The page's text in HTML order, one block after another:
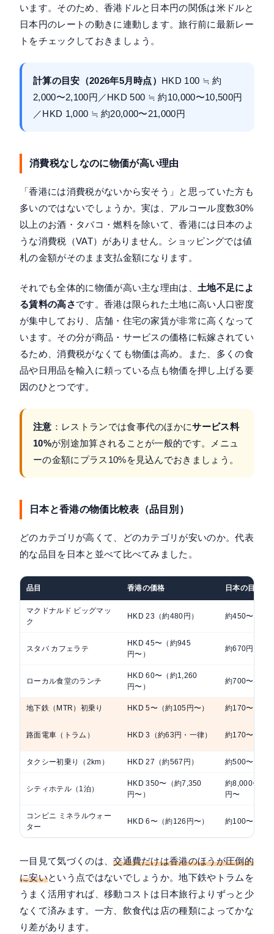
います。そのため、香港ドルと日本円の関係は米ドルと
日本円のレートの動きに連動します。旅行前に最新レー
トをチェックしておきましょう。
計算の目安（2026年5月時点）
HKD 100 ≒ 約
2,000〜2,100円／HKD 500 ≒ 約10,000〜10,500円
／HKD 1,000 ≒ 約20,000〜21,000円
消費税なしなのに物価が高い理由
「香港には消費税がないから安そう」と思っていた方も
多いのではないでしょうか。実は、アルコール度数30%
以上のお酒・タバコ・燃料を除いて、香港には日本のよ
うな消費税（VAT）がありません。ショッピングでは値
札の金額がそのまま支払金額になります。
それでも全体的に物価が高い主な理由は、土地不足によ
る賃料の高さです。香港は限られた土地に高い人口密度
が集中しており、店舗・住宅の家賃が非常に高くなって
います。その分が商品・サービスの価格に転嫁されてい
るため、消費税がなくても物価は高め。また、多くの食
品や日用品を輸入に頼っている点も物価を押し上げる要
因のひとつです。
注意 ：レストランでは食事代のほかにサービス料
10%が別途加算されることが一般的です。メニュ
ーの金額にプラス10%を見込んでおきましょう。
日本と香港の物価比較表（品目別）
どのカテゴリが高くて、どのカテゴリが安いのか。代表
的な品目を日本と並べて比べてみました。
品目 香港の価格 日本の目安
マクドナルド ビッグマッ
ク
HKD 23（約480円） 約450〜500円
スタバ カフェラテ
HKD 45〜（約945
円〜）
約670円〜
ローカル食堂のランチ
HKD 60〜（約1,260
円〜）
約700〜
地下鉄（MTR）初乗り HKD 5〜（約105円〜） 約170〜180円
路面電車（トラム） HKD 3（約63円・一律） 約170〜200円
タクシー初乗り（2km） HKD 27（約567円） 約500〜730円
シティホテル（1泊）
HKD 350〜（約7,350
円〜）
約8,000〜
円〜
コンビニ ミネラルウォー
ター
HKD 6〜（約126円〜） 約100〜150円
一目見て気づくのは、交通費だけは香港のほうが圧倒的
に安いという点ではないでしょうか。地下鉄やトラムを
うまく活用すれば、移動コストは日本旅行よりずっと少
なくて済みます。一方、飲食代は店の種類によってかな
り差があります。